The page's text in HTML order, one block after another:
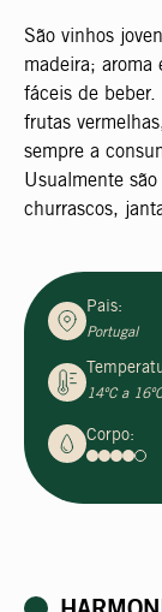
São vinhos
madeira; aroma
fáceis de beber.
frutas
sempre a
Usualmente
churrascos,
Pais:
Portugal
14ºC a 16ºC
Corpo: